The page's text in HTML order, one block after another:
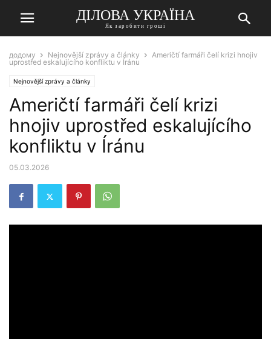
ДІЛОВА УКРАЇНА
Як заробити гроші
додому Nejnovější zprávy a články
Američtí farmáři čelí krizi hnojiv
uprostřed eskalujícího konfliktu v Íránu
Nejnovější zprávy a články
Američtí farmáři čelí krizi
hnojiv uprostřed eskalujícího
konfliktu v Íránu
05.03.2026